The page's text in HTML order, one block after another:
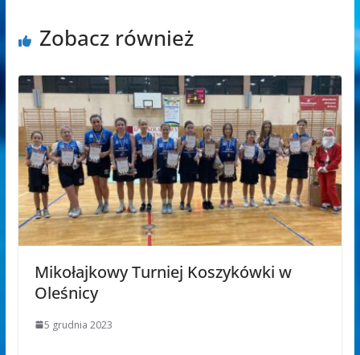
Zobacz również
Mikołajkowy Turniej Koszykówki w
Oleśnicy
5 grudnia 2023